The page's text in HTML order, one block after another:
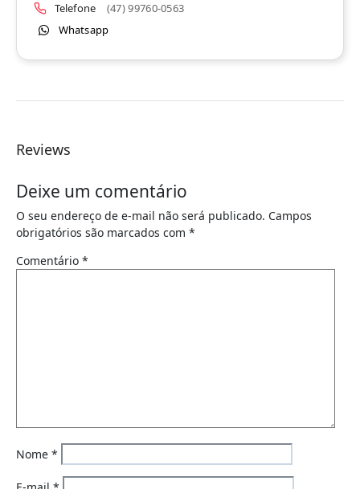
Telefone
(47) 99760-0563
Whatsapp
Reviews
Deixe um comentário
O seu endereço de e-mail não será publicado. Campos
obrigatórios são marcados com *
Comentário *
Nome *